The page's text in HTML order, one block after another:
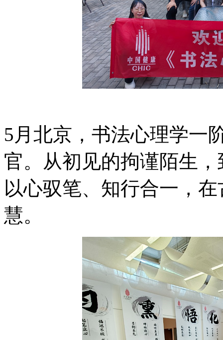
5月北京，书法心理学一
官。从初见的拘谨陌生
以心驭笔、知行合一，
慧。